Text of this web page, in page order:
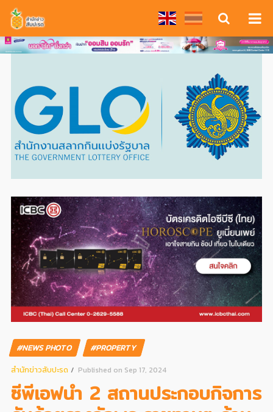
#NEWS PHOTO
#PROPERTY
สํานักข่าวสับปะรด
Published on Sep 17, 2024
ซีพีเอฟนำ 2 สถานประกอบกิจการ